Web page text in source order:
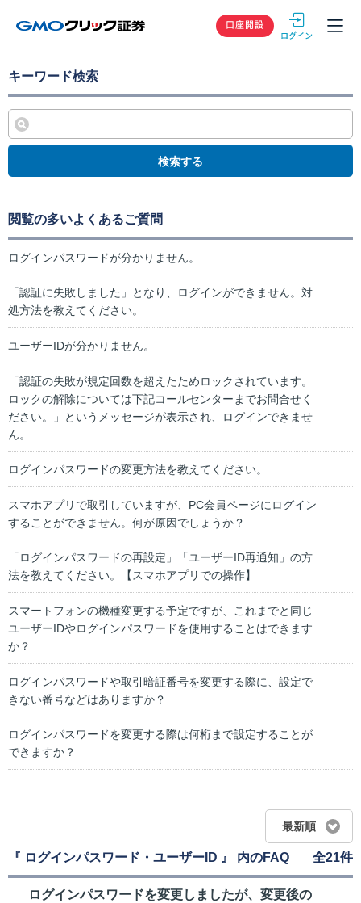
GMOクリック
口座開設
キーワード検索
検索する
閲覧の多いよくあるご質問
ログインパスワードが分かりません。
「認証に失敗しました」となり、ログインができません。対
処方法を教えてください。
ユーザーIDが分かりません。
「認証の失敗が規定回数を超えたためロックされています。
ロックの解除については下記コールセンターまでお問合せく
ださい。」というメッセージが表示され、ログインできませ
ん。
ログインパスワードの変更方法を教えてください。
スマホアプリで取引していますが、PC会員ページにログイン
することができません。何が原因でしょうか？
「ログインパスワードの再設定」「ユーザーID再通知」の方
法を教えてください。【スマホアプリでの操作】
スマートフォンの機種変更する予定ですが、これまでと同じ
ユーザーIDやログインパスワードを使用することはできます
か？
ログインパスワードや取引暗証番号を変更する際に、設定で
きない番号などはありますか？
ログインパスワードを変更する際は何桁まで設定することが
できますか？
最新順
『 ログインパスワード・ユーザーID 』 内のFAQ 全21件
ログインパスワードを変更しましたが、変更後の